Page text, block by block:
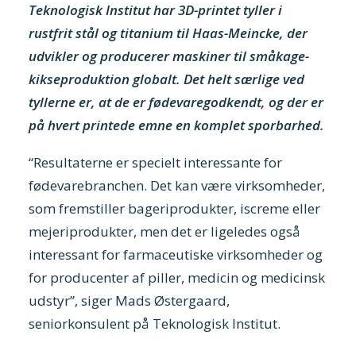
Teknologisk Institut har 3D-printet tyller i
rustfrit stål og titanium til Haas-Meincke, der
udvikler og producerer maskiner til småkage-
kikseproduktion globalt. Det helt særlige ved
tyllerne er, at de er fødevaregodkendt, og der er
på hvert printede emne en komplet sporbarhed.
“Resultaterne er specielt interessante for
fødevarebranchen. Det kan være virksomheder,
som fremstiller bageriprodukter, iscreme eller
mejeriprodukter, men det er ligeledes også
interessant for farmaceutiske virksomheder og
for producenter af piller, medicin og medicinsk
udstyr”, siger Mads Østergaard,
seniorkonsulent på Teknologisk Institut.